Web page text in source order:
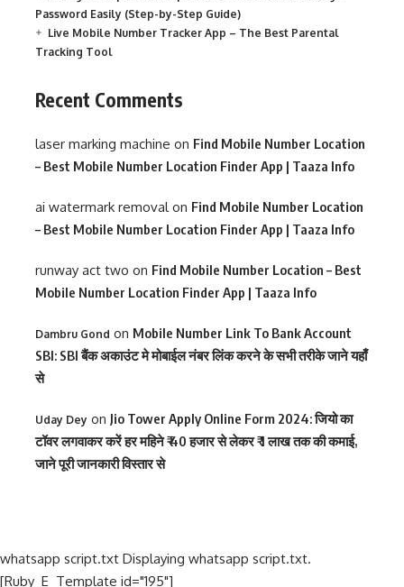
Password Easily (Step-by-Step Guide)
Live Mobile Number Tracker App – The Best Parental
Tracking Tool
Recent Comments
laser marking machine on Find Mobile Number Location
– Best Mobile Number Location Finder App | Taaza Info
ai watermark removal on Find Mobile Number Location
– Best Mobile Number Location Finder App | Taaza Info
runway act two on Find Mobile Number Location – Best
Mobile Number Location Finder App | Taaza Info
Dambru Gond on Mobile Number Link To Bank Account
SBI: SBI बैंक अकाउंट मे मोबाईल नंबर लिंक करने के सभी तरीके जाने यहाँ
से
Uday Dey on Jio Tower Apply Online Form 2024: जियो का
टॉवर लगवाकर करें हर महिने ₹ 40 हजार से लेकर ₹ 1 लाख तक की कमाई,
जाने पूरी जानकारी विस्तार से
whatsapp script.txt Displaying whatsapp script.txt.
[Ruby_E_Template id="195"]